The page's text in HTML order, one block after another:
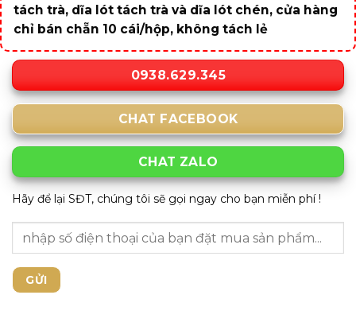
tách trà, dĩa lót tách trà và dĩa lót chén, cửa hàng
chỉ bán chẵn 10 cái/hộp, không tách lẻ
0938.629.345
CHAT FACEBOOK
CHAT ZALO
Hãy để lại SĐT, chúng tôi sẽ gọi ngay cho bạn miễn phí !